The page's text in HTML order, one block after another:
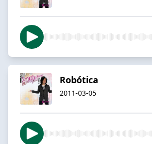
Robótica
2011-03-05